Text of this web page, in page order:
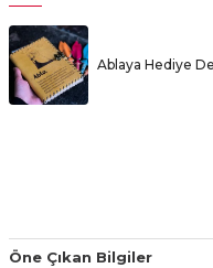
Ablaya Hediye
Öne Çıkan Bilgiler